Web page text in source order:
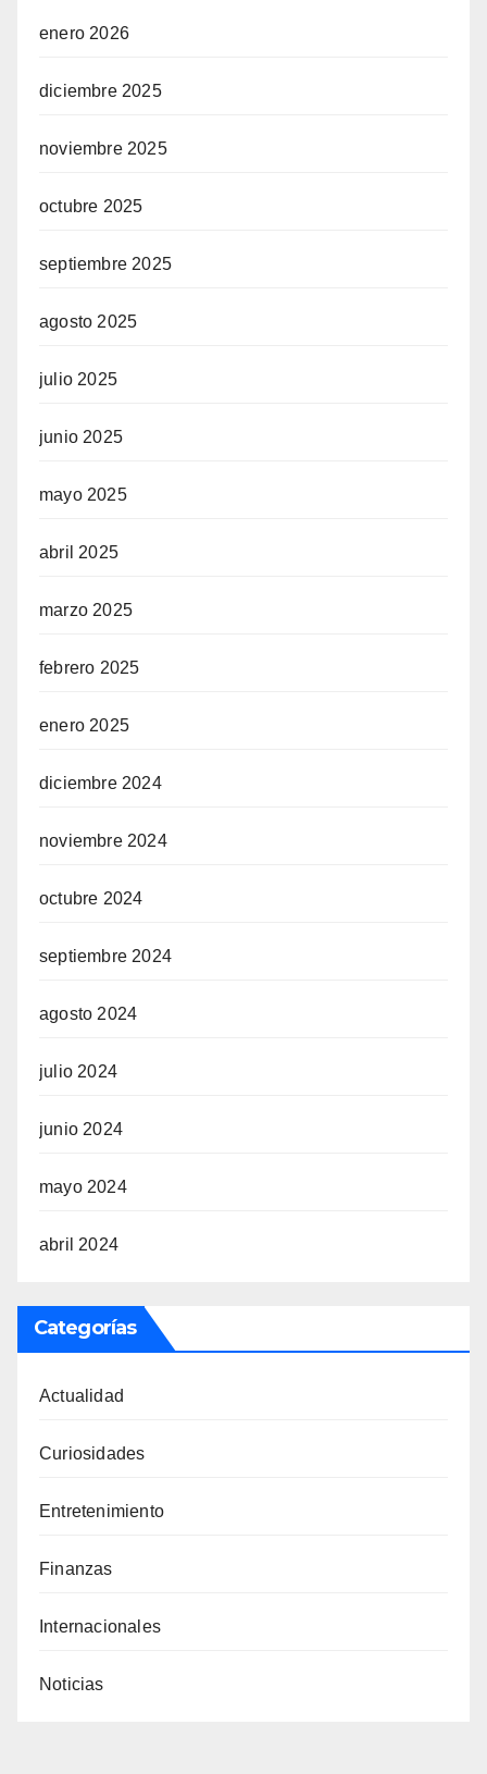
enero 2026
diciembre 2025
noviembre 2025
octubre 2025
septiembre 2025
agosto 2025
julio 2025
junio 2025
mayo 2025
abril 2025
marzo 2025
febrero 2025
enero 2025
diciembre 2024
noviembre 2024
octubre 2024
septiembre 2024
agosto 2024
julio 2024
junio 2024
mayo 2024
abril 2024
Categorías
Actualidad
Curiosidades
Entretenimiento
Finanzas
Internacionales
Noticias